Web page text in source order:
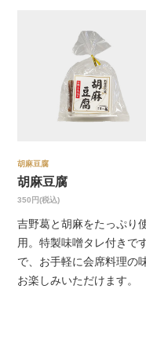
胡麻豆腐
胡麻豆腐
350円(税込)
吉野葛と胡麻をたっぷり
用。特製味噌タレ付きで
で、お手軽に会席料理の
お楽しみいただけます。